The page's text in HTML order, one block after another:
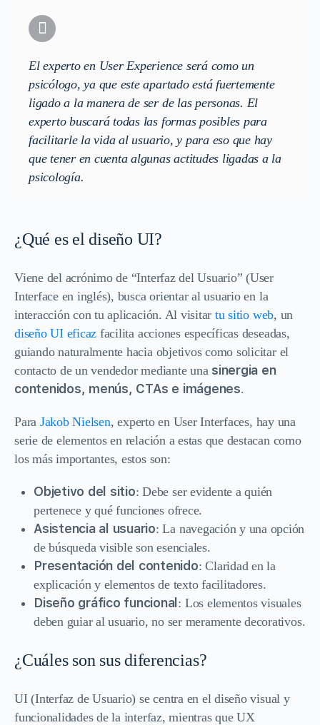
Elexperto en User Experience será como un
psicólogo, ya que este apartado está fuertemente
ligado a la manera de ser de las personas. El
experto buscará todas las formas posibles para
facilitarle la vida al usuario, y para eso que hay
que tener en cuenta algunas actitudes ligadas a la
psicología.
¿Qué es el diseño UI?
Viene del acrónimo de “Interfaz del Usuario” (User
Interface en inglés), busca orientar al usuario en la
interacción con tu aplicación. Al visitar tu sitio web, un
diseño UI eficaz facilita acciones específicas deseadas,
guiando naturalmente hacia objetivos como solicitar el
contacto de un vendedor mediante una sinergia en
contenidos, menús, CTAs e imágenes.
Para Jakob Nielsen, experto en User Interfaces, hay una
serie de elementos en relación a estas que destacan como
los más importantes, estos son:
Objetivo del sitio: Debe ser evidente a quién
pertenece y qué funciones ofrece.
Asistencia al usuario: La navegación y una opción
de búsqueda visible son esenciales.
Presentación del contenido: Claridad en la
explicación y elementos de texto facilitadores.
Diseño gráfico funcional: Los elementos visuales
deben guiar al usuario, no ser meramente decorativos.
¿Cuáles son sus diferencias?
UI (Interfaz de Usuario) se centra en el diseño visual y
funcionalidades de la interfaz, mientras que UX